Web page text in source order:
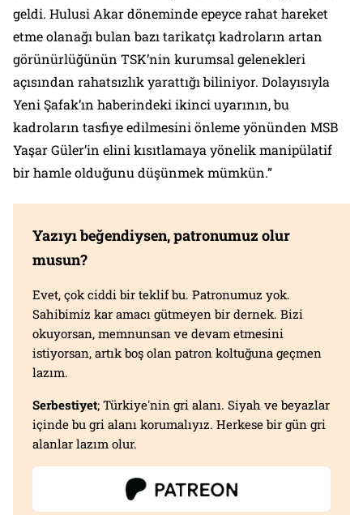
geldi. Hulusi Akar döneminde epeyce rahat hareket
etme olanağı bulan bazı tarikatçı kadroların artan
görünürlüğünün TSK’nin kurumsal gelenekleri
açısından rahatsızlık yarattığı biliniyor. Dolayısıyla
Yeni Şafak’ın haberindeki ikinci uyarının, bu
kadroların tasfiye edilmesini önleme yönünden MSB
Yaşar Güler’in elini kısıtlamaya yönelik manipülatif
bir hamle olduğunu düşünmek mümkün.”
Yazıyı beğendiysen, patronumuz olur
musun?
Evet, çok ciddi bir teklif bu. Patronumuz yok.
Sahibimiz kar amacı gütmeyen bir dernek. Bizi
okuyorsan, memnunsan ve devam etmesini
istiyorsan, artık boş olan patron koltuğuna geçmen
lazım.
Serbestiyet; Türkiye'nin gri alanı. Siyah ve beyazlar
içinde bu gri alanı korumalıyız. Herkese bir gün gri
alanlar lazım olur.